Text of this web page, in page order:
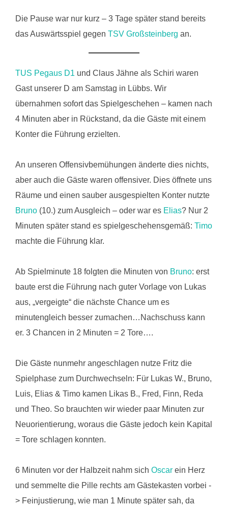
Die Pause war nur kurz – 3 Tage später stand bereits
das Auswärtsspiel gegen TSV Großsteinberg an.
TUS Pegaus D1 und Claus Jähne als Schiri waren
Gast unserer D am Samstag in Lübbs. Wir
übernahmen sofort das Spielgeschehen – kamen nach
4 Minuten aber in Rückstand, da die Gäste mit einem
Konter die Führung erzielten.
An unseren Offensivbemühungen änderte dies nichts,
aber auch die Gäste waren offensiver. Dies öffnete uns
Räume und einen sauber ausgespielten Konter nutzte
Bruno (10.) zum Ausgleich – oder war es Elias? Nur 2
Minuten später stand es spielgeschehensgemäß: Timo
machte die Führung klar.
Ab Spielminute 18 folgten die Minuten von Bruno: erst
baute erst die Führung nach guter Vorlage von Lukas
aus, „vergeigte“ die nächste Chance um es
minutengleich besser zumachen…Nachschuss kann
er. 3 Chancen in 2 Minuten = 2 Tore….
Die Gäste nunmehr angeschlagen nutze Fritz die
Spielphase zum Durchwechseln: Für Lukas W., Bruno,
Luis, Elias & Timo kamen Likas B., Fred, Finn, Reda
und Theo. So brauchten wir wieder paar Minuten zur
Neuorientierung, woraus die Gäste jedoch kein Kapital
= Tore schlagen konnten.
6 Minuten vor der Halbzeit nahm sich Oscar ein Herz
und semmelte die Pille rechts am Gästekasten vorbei -
> Feinjustierung, wie man 1 Minute später sah, da